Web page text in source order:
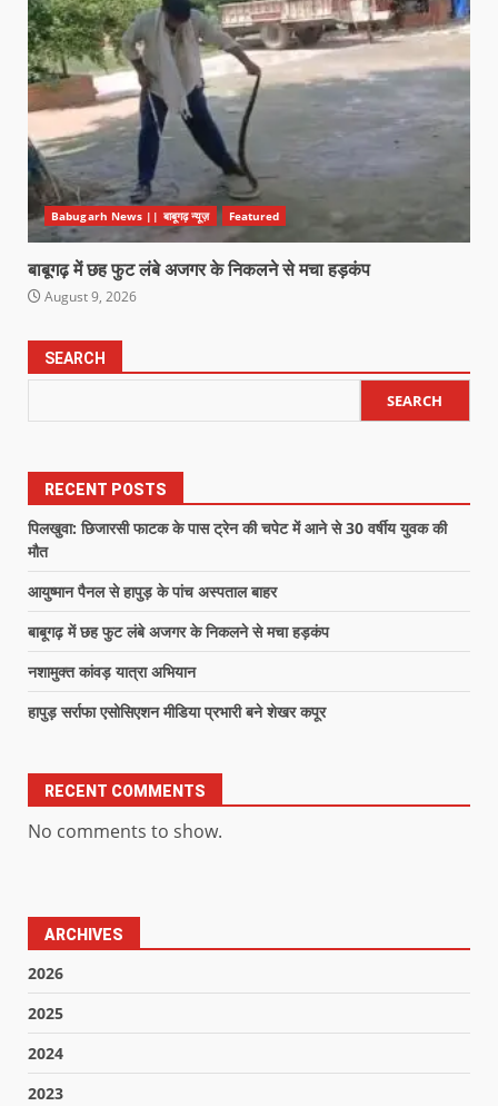
Babugarh News || बाबूगढ़ न्यूज़ Featured
बाबूगढ़ में छह फुट लंबे अजगर के निकलने से मचा हड़कंप
August 9, 2026
SEARCH
SEARCH
RECENT POSTS
पिलखुवा: छिजारसी फाटक के पास ट्रेन की चपेट में आने से 30 वर्षीय युवक की
मौत
आयुष्मान पैनल से हापुड़ के पांच अस्पताल बाहर
बाबूगढ़ में छह फुट लंबे अजगर के निकलने से मचा हड़कंप
नशामुक्त कांवड़ यात्रा अभियान
हापुड़ सर्राफा एसोसिएशन मीडिया प्रभारी बने शेखर कपूर
RECENT COMMENTS
No comments to show.
ARCHIVES
2026
2025
2024
2023